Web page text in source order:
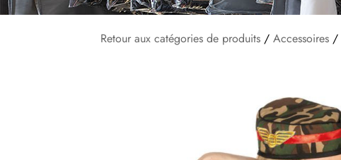
Retour aux catégories de produits / Accessoires /